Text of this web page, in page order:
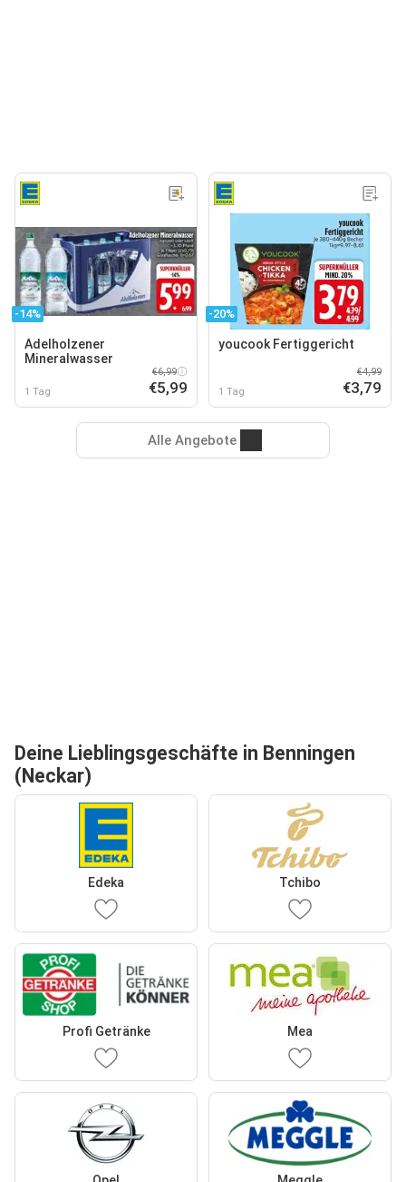
-14%
Adelholzener
Mineralwasser
1 Tag
€6,99
€5,99
-20%
youcook Fertiggericht
1 Tag
€4,99
€3,79
Alle Angebote
Deine Lieblingsgeschäfte in Benningen
(Neckar)
Edeka Tchibo
Profi Getränke Mea